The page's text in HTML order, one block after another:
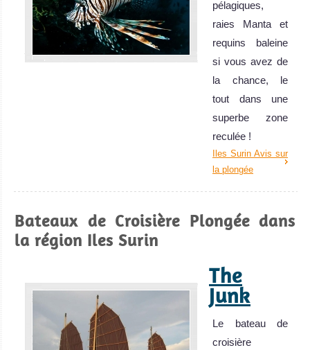
pélagiques,
raies Manta et
requins baleine
si vous avez de
la chance, le
tout dans une
superbe zone
reculée !
Iles Surin Avis sur
la plongée
Bateaux de Croisière Plongée dans
la région Iles Surin
The
Junk
Le bateau de
croisière